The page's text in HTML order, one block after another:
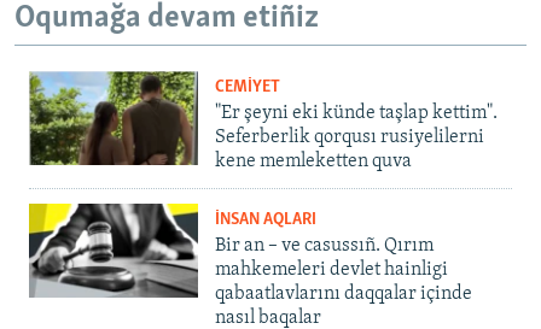
Oqumağa devam etiñiz
CEMİYET
"Er şeyni eki künde taşlap kettim".
Seferberlik qorqusı rusiyelilerni
kene memleketten quva
İNSAN AQLARI
Bir an – ve casussıñ. Qırım
mahkemeleri devlet hainligi
qabaatlavlarını daqqalar içinde
nasıl baqalar